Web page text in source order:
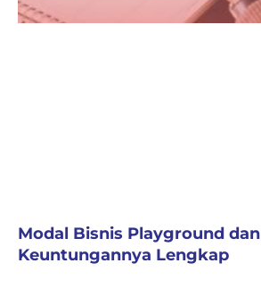
Modal Bisnis Playground dan
Keuntungannya Lengkap